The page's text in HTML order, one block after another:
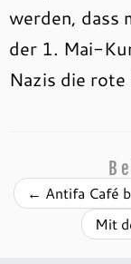
werden, dass
der 1. Mai-
Nazis die
← Antifa Café
Mit